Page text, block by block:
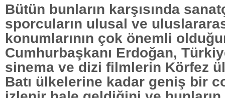
Bütün bunların karşısında
sporcuların ulusal ve
konumlarının çok önemli
Cumhurbaşkanı Erdoğan,
sinema ve dizi filmlerin Körfez
Batı ülkelerine kadar geniş bir